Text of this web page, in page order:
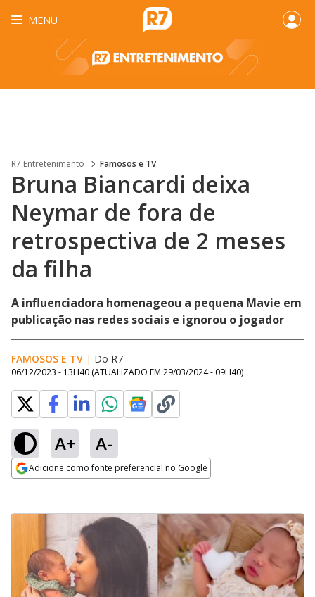
MENU
R7 Entretenimento Famosos e TV
Bruna Biancardi deixa
Neymar de fora de
retrospectiva de 2 meses
da filha
A influenciadora homenageou a pequena Mavie em
publicação nas redes sociais e ignorou o jogador
FAMOSOS E TV | Do R7
06/12/2023 - 13H40 (ATUALIZADO EM 29/03/2024 - 09H40)
A+ A-
Adicione como fonte preferencial no Google